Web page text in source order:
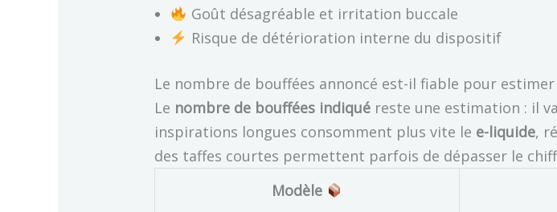
Goût désagréable et irritation buccale
Risque de détérioration interne du dispositif
Le nombre de bouffées annoncé est-il fiable pour estimer
Le nombre de bouffées indiqué reste une estimation : il
inspirations longues consomment plus vite le e-liquide,
des taffes courtes permettent parfois de dépasser le
Modèle